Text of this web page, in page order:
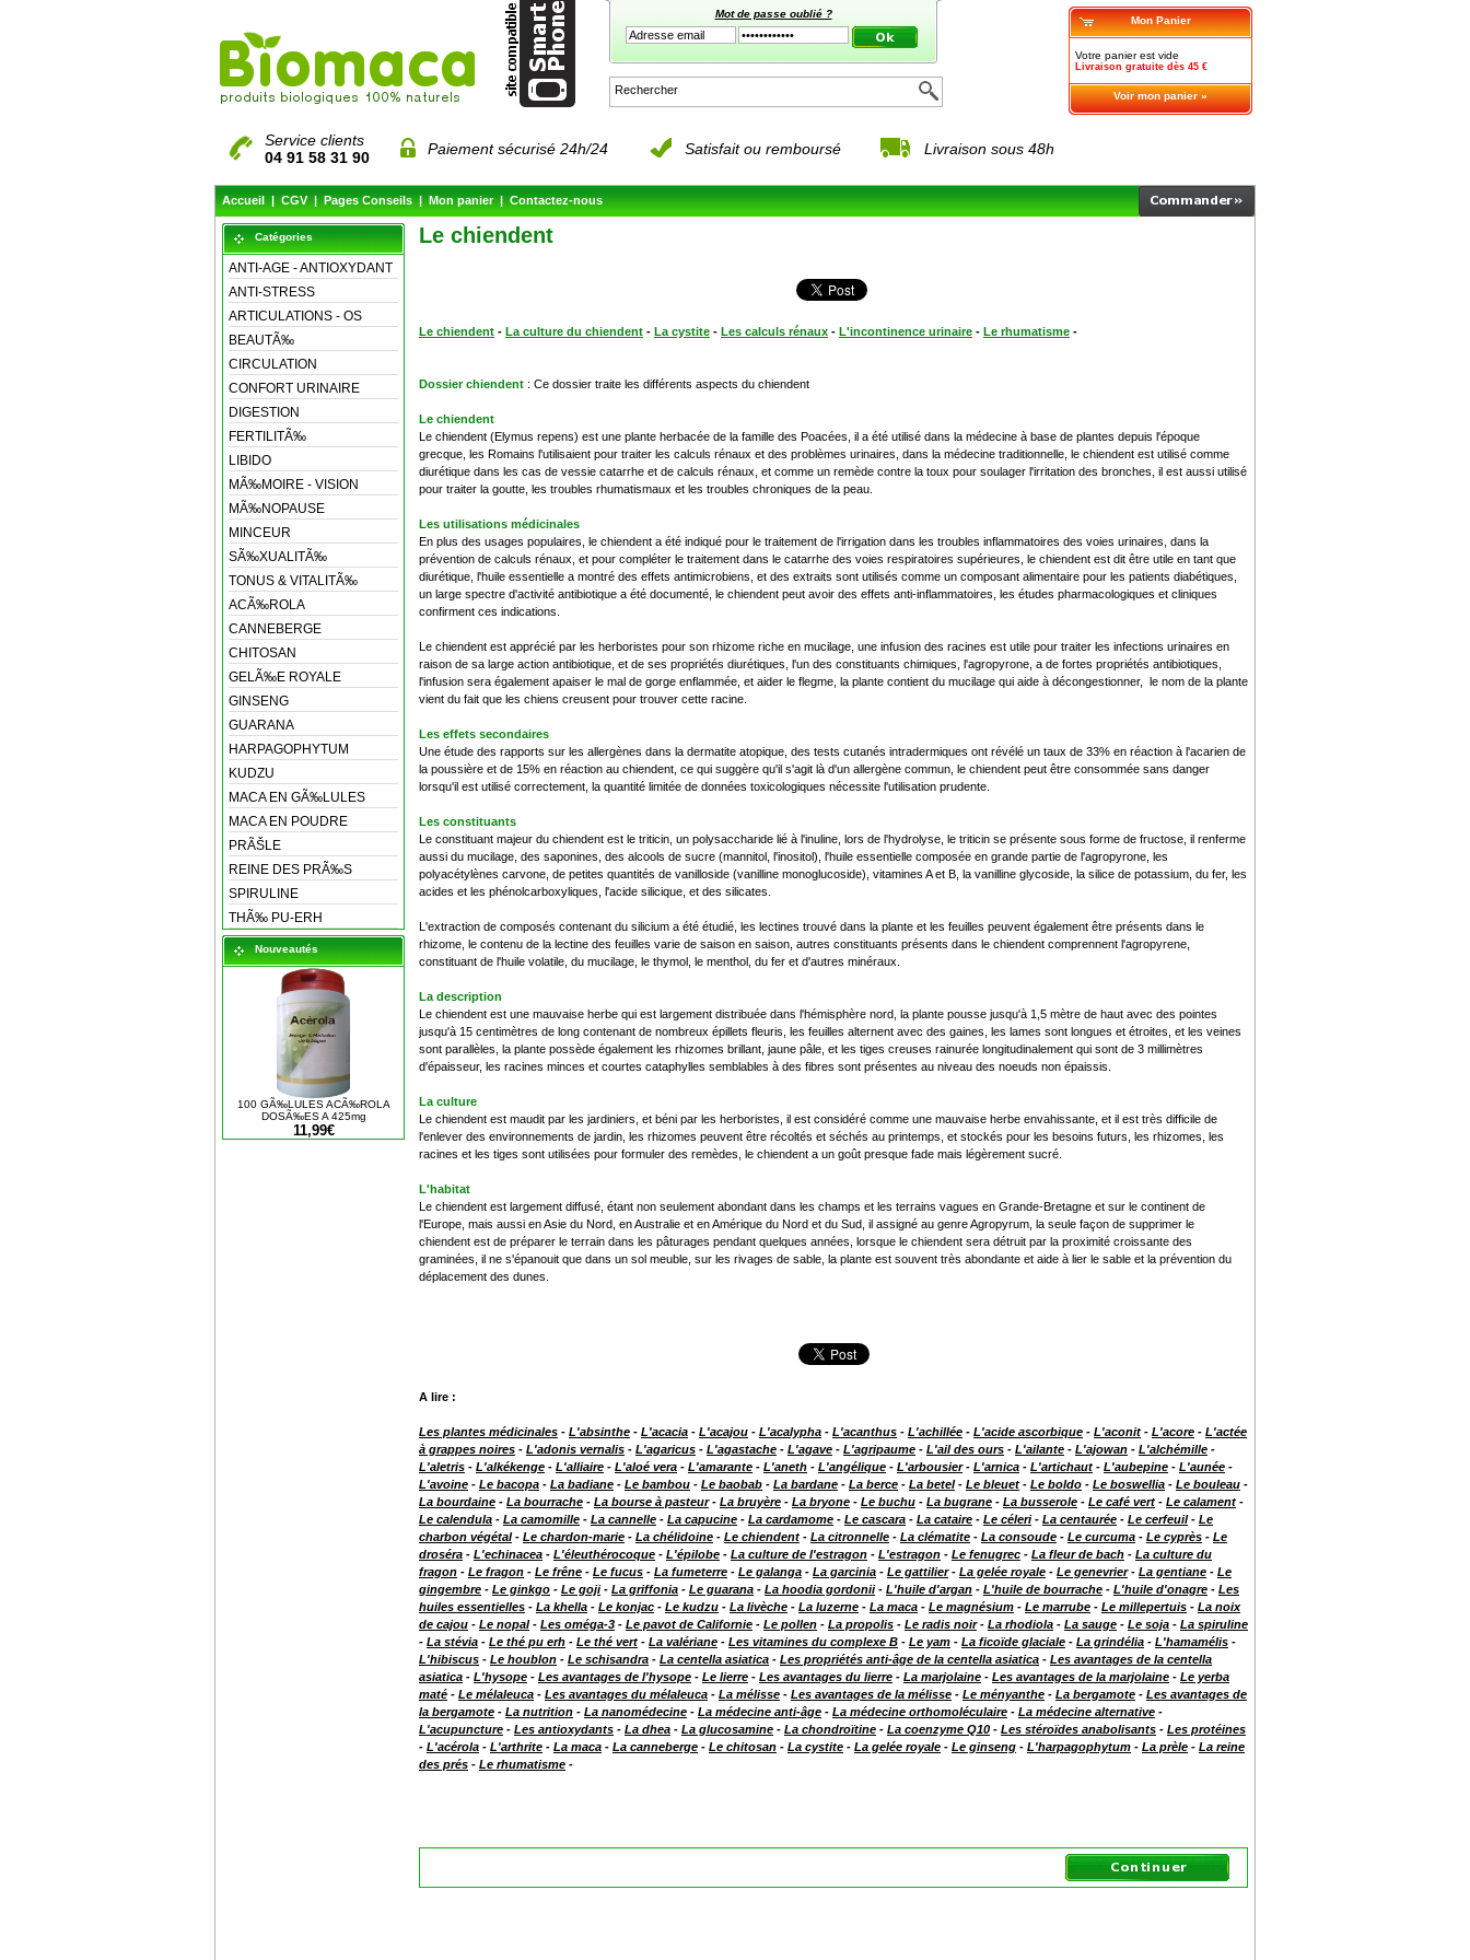
Mot de passe oublié ?
Mon Panier
Votre panier est vide
Livraison gratuite dès 45 €
Voir mon panier »
Service clients
04 91 58 31 90
Paiement sécurisé 24h/24 Satisfait ou remboursé Livraison sous 48h
Accueil|CGV|Pages Conseils|Mon panier|Contactez-nous
Catégories
ANTI-AGE - ANTIOXYDANT
ANTI-STRESS
ARTICULATIONS - OS
BEAUTÃ‰
CIRCULATION
CONFORT URINAIRE
DIGESTION
FERTILITÃ‰
LIBIDO
MÃ‰MOIRE - VISION
MÃ‰NOPAUSE
MINCEUR
SÃ‰XUALITÃ‰
TONUS & VITALITÃ‰
ACÃ‰ROLA
CANNEBERGE
CHITOSAN
GELÃ‰E ROYALE
GINSENG
GUARANA
HARPAGOPHYTUM
KUDZU
MACA EN GÃ‰LULES
MACA EN POUDRE
PRÃŠLE
REINE DES PRÃ‰S
SPIRULINE
THÃ‰ PU-ERH
Nouveautés
100 GÃ‰LULES ACÃ‰ROLA
DOSÃ‰ES A 425mg
11,99€
Le chiendent
Le chiendent - La culture du chiendent - La cystite - Les calculs rénaux - L'incontinence urinaire - Le rhumatisme -
Dossier chiendent : Ce dossier traite les différents aspects du chiendent
Le chiendent
Le chiendent (Elymus repens) est une plante herbacée de la famille des Poacées, il a été utilisé dans la médecine à base de plantes depuis l'époque
grecque, les Romains l'utilisaient pour traiter les calculs rénaux et des problèmes urinaires, dans la médecine traditionnelle, le chiendent est utilisé comme
diurétique dans les cas de vessie catarrhe et de calculs rénaux, et comme un remède contre la toux pour soulager l'irritation des bronches, il est aussi utilisé
pour traiter la goutte, les troubles rhumatismaux et les troubles chroniques de la peau.
Les utilisations médicinales
En plus des usages populaires, le chiendent a été indiqué pour le traitement de l'irrigation dans les troubles inflammatoires des voies urinaires, dans la
prévention de calculs rénaux, et pour compléter le traitement dans le catarrhe des voies respiratoires supérieures, le chiendent est dit être utile en tant que
diurétique, l'huile essentielle a montré des effets antimicrobiens, et des extraits sont utilisés comme un composant alimentaire pour les patients diabétiques,
un large spectre d'activité antibiotique a été documenté, le chiendent peut avoir des effets anti-inflammatoires, les études pharmacologiques et cliniques
confirment ces indications.
Le chiendent est apprécié par les herboristes pour son rhizome riche en mucilage, une infusion des racines est utile pour traiter les infections urinaires en
raison de sa large action antibiotique, et de ses propriétés diurétiques, l'un des constituants chimiques, l'agropyrone, a de fortes propriétés antibiotiques,
l'infusion sera également apaiser le mal de gorge enflammée, et aider le flegme, la plante contient du mucilage qui aide à décongestionner, le nom de la plante
vient du fait que les chiens creusent pour trouver cette racine.
Les effets secondaires
Une étude des rapports sur les allergènes dans la dermatite atopique, des tests cutanés intradermiques ont révélé un taux de 33% en réaction à l'acarien de
la poussière et de 15% en réaction au chiendent, ce qui suggère qu'il s'agit là d'un allergène commun, le chiendent peut être consommée sans danger
lorsqu'il est utilisé correctement, la quantité limitée de données toxicologiques nécessite l'utilisation prudente.
Les constituants
Le constituant majeur du chiendent est le triticin, un polysaccharide lié à l'inuline, lors de l'hydrolyse, le triticin se présente sous forme de fructose, il renferme
aussi du mucilage, des saponines, des alcools de sucre (mannitol, l'inositol), l'huile essentielle composée en grande partie de l'agropyrone, les
polyacétylènes carvone, de petites quantités de vanilloside (vanilline monoglucoside), vitamines A et B, la vanilline glycoside, la silice de potassium, du fer, les
acides et les phénolcarboxyliques, l'acide silicique, et des silicates.
L'extraction de composés contenant du silicium a été étudié, les lectines trouvé dans la plante et les feuilles peuvent également être présents dans le
rhizome, le contenu de la lectine des feuilles varie de saison en saison, autres constituants présents dans le chiendent comprennent l'agropyrene,
constituant de l'huile volatile, du mucilage, le thymol, le menthol, du fer et d'autres minéraux.
La description
Le chiendent est une mauvaise herbe qui est largement distribuée dans l'hémisphère nord, la plante pousse jusqu'à 1,5 mètre de haut avec des pointes
jusqu'à 15 centimètres de long contenant de nombreux épillets fleuris, les feuilles alternent avec des gaines, les lames sont longues et étroites, et les veines
sont parallèles, la plante possède également les rhizomes brillant, jaune pâle, et les tiges creuses rainurée longitudinalement qui sont de 3 millimètres
d'épaisseur, les racines minces et courtes cataphylles semblables à des fibres sont présentes au niveau des noeuds non épaissis.
La culture
Le chiendent est maudit par les jardiniers, et béni par les herboristes, il est considéré comme une mauvaise herbe envahissante, et il est très difficile de
l'enlever des environnements de jardin, les rhizomes peuvent être récoltés et séchés au printemps, et stockés pour les besoins futurs, les rhizomes, les
racines et les tiges sont utilisées pour formuler des remèdes, le chiendent a un goût presque fade mais légèrement sucré.
L'habitat
Le chiendent est largement diffusé, étant non seulement abondant dans les champs et les terrains vagues en Grande-Bretagne et sur le continent de
l'Europe, mais aussi en Asie du Nord, en Australie et en Amérique du Nord et du Sud, il assigné au genre Agropyrum, la seule façon de supprimer le
chiendent est de préparer le terrain dans les pâturages pendant quelques années, lorsque le chiendent sera détruit par la proximité croissante des
graminées, il ne s'épanouit que dans un sol meuble, sur les rivages de sable, la plante est souvent très abondante et aide à lier le sable et la prévention du
déplacement des dunes.
A lire :
Les plantes médicinales - L'absinthe - L'acacia - L'acajou - L'acalypha - L'acanthus - L'achillée - L'acide ascorbique - L'aconit - L'acore - L'actée
à grappes noires - L'adonis vernalis - L'agaricus - L'agastache - L'agave - L'agripaume - L'ail des ours - L'ailante - L'ajowan - L'alchémille -
L'aletris - L'alkékenge - L'alliaire - L'aloé vera - L'amarante - L'aneth - L'angélique - L'arbousier- L'arnica - L'artichaut - L'aubepine - L'aunée -
L'avoine - Le bacopa - La badiane - Le bambou - Le baobab - La bardane - La berce - La betel- Le bleuet - Le boldo - Le boswellia - Le bouleau -
La bourdaine - La bourrache - La bourse à pasteur- La bruyère - La bryone - Le buchu - La bugrane - La busserole - Le café vert - Le calament -
Le calendula - La camomille - La cannelle - La capucine - La cardamome - Le cascara - La cataire - Le céleri- La centaurée - Le cerfeuil- Le
charbon végétal- Le chardon-marie - La chélidoine - Le chiendent - La citronnelle - La clématite - La consoude - Le curcuma - Le cyprès - Le
droséra - L'echinacea - L'éleuthérocoque - L'épilobe - La culture de l'estragon - L'estragon - Le fenugrec - La fleur de bach - La culture du
fragon - Le fragon - Le frêne - Le fucus - La fumeterre - Le galanga - La garcinia - Le gattilier- La gelée royale - Le genevrier- La gentiane - Le
gingembre - Le ginkgo - Le goji- La griffonia - Le guarana - La hoodia gordonii- L'huile d'argan - L'huile de bourrache - L'huile d'onagre - Les
huiles essentielles - La khella - Le konjac - Le kudzu - La livèche - La luzerne - La maca - Le magnésium - Le marrube - Le millepertuis - La noix
de cajou - Le nopal- Les oméga-3 - Le pavot de Californie - Le pollen - La propolis - Le radis noir- La rhodiola - La sauge - Le soja - La spiruline
- La stévia - Le thé pu erh - Le thé vert - La valériane - Les vitamines du complexe B - Le yam - La ficoïde glaciale - La grindélia - L'hamamélis -
L'hibiscus - Le houblon - Le schisandra - La centella asiatica - Les propriétés anti-âge de la centella asiatica - Les avantages de la centella
asiatica - L'hysope - Les avantages de l'hysope - Le lierre - Les avantages du lierre - La marjolaine - Les avantages de la marjolaine - Le yerba
maté - Le mélaleuca - Les avantages du mélaleuca - La mélisse - Les avantages de la mélisse - Le ményanthe - La bergamote - Les avantages de
la bergamote - La nutrition - La nanomédecine - La médecine anti-âge - La médecine orthomoléculaire - La médecine alternative -
L'acupuncture - Les antioxydants - La dhea - La glucosamine - La chondroïtine - La coenzyme Q10 - Les stéroïdes anabolisants - Les protéines
- L'acérola - L'arthrite - La maca - La canneberge - Le chitosan - La cystite - La gelée royale - Le ginseng - L'harpagophytum - La prèle - La reine
des prés - Le rhumatisme -